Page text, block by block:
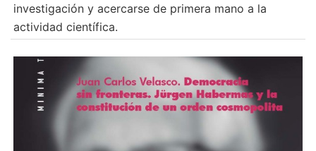
investigación y acercarse de primera mano a la
actividad científica.